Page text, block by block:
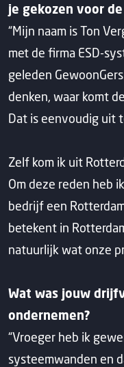
je gekozen voor de
“Mijn naam is Ton
met de firma ESD-
geleden
denken, waar komt
Dat is eenvoudig uit
Zelf kom ik uit
Om deze reden heb
bedrijf een
betekent in
natuurlijk wat onze
Wat was jouw
ondernemen?
“Vroeger heb ik
systeemwanden en